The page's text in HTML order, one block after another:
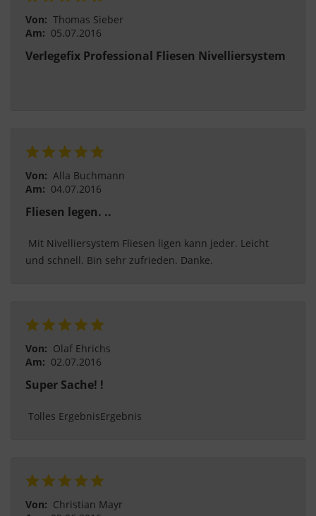
Von: Thomas Sieber
Am: 05.07.2016
Verlegefix Professional Fliesen Nivelliersystem
Von: Alla Buchmann
Am: 04.07.2016
Fliesen legen. ..
und schnell. Bin sehr zufrieden. Danke.
Von: Olaf Ehrichs
Am: 02.07.2016
Super Sache! !
Tolles ErgebnisErgebnis
Von: Christian Mayr